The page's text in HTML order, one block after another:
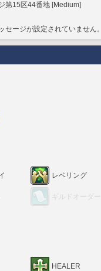
第15区44番地 [Medium]
セージが設定されていません。
レベリング
ギルドオーダー
HEALER